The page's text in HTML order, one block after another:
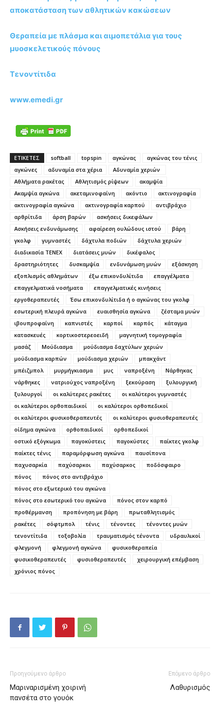
αποκατάσταση των αθλητικών κακώσεων
Θεραπεία με πλάσμα και αιμοπετάλια για τους
μυοσκελετικούς πόνους
Τενοντίτιδα
www.emedi.gr
ΕΤΙΚΕΤΕΣ softball topspin αγκώνας
αγκώνας του τένις
αγκώνες
αδυναμία στα χέρια
Αδυναμία χεριών
Αθλήματα ρακέτας
Αθλητισμός ρίψεων
ακαμψία
Ακαμψία αγκώνα
ακεταμινοφαίνη ακόντιο
ακτινογραφία
ακτινογραφία αγκώνα
ακτινογραφία καρπού
αντιβράχιο
αρθρίτιδα
άρση βαρών
ασκήσεις δικεφάλων
Ασκήσεις ενδυνάμωσης
αφαίρεση ουλώδους ιστού
βάρη
γκολφ
γυμναστές δάχτυλα ποδιών
δάχτυλα χεριών
διαδικασία TENEX
διατάσεις μυών
δικέφαλος
δραστηριότητες
δυσκαμψία ενδυνάμωση μυών
εξάσκηση
εξοπλισμός αθλημάτων
έξω επικονδυλίτιδα
επαγγέλματα
επαγγελματικά νοσήματα
επαγγελματικές κινήσεις
εργοθεραπευτές
Έσω επικονδυλίτιδα ή ο αγκώνας του γκολφ
εσωτερική πλευρά αγκώνα
ευαισθησία αγκώνα
ζέσταμα μυών
ιβουπροφαίνη
καπνιστές καρποί καρπός
κάταγμα
κατασκευές
κορτικοστερεοειδή
μαγνητική τομογραφία
μασάζ
Μούδιασμα
μούδιασμα δαχτύλων χεριών
μούδιασμα καρπών
μούδιασμα χεριών
μπακχάντ
μπέιζμπολ
μυρμήγκιασμα μυς ναπροξένη
Νάρθηκας
νάρθηκες
νατριούχος ναπροξένη ξεκούραση
ξυλουργική
ξυλουργοί
οι καλύτερες ρακέτες
οι καλύτεροι γυμναστές
οι καλύτεροι ορθοπαιδικοί
οι καλύτεροι ορθοπεδικοί
οι καλύτεροι φυσικοθεραπευτές
οι καλύτεροι φυσιοθεραπευτές
οίδημα αγκώνα
ορθοπαιδικοί
ορθοπεδικοί
οστικό εξόγκωμα
παγοκύστεις παγοκύστες
παίκτες γκολφ
παίκτες τένις
παραμόρφωση αγκώνα
παυσίπονα
παχυσαρκία
παχύσαρκοι παχύσαρκος
ποδόσφαιρο
πόνος
πόνος στο αντιβράχιο
πόνος στο εξωτερικό του αγκώνα
πόνος στο εσωτερικό του αγκώνα
πόνος στον καρπό
προθέρμανση
προπόνηση με βάρη
πρωταθλητισμός
ρακέτες
σόφτμπολ τένις τένοντες
τένοντες μυών
τενοντίτιδα
τοξοβολία τραυματισμός τένοντα
υδραυλικοί
φλεγμονή
φλεγμονή αγκώνα
φυσικοθεραπεία
φυσικοθεραπευτές
φυσιοθεραπευτές
χειρουργική επέμβαση
χρόνιος πόνος
Προηγούμενο άρθρο
Μαριναρισμένη χοιρινή
πανσέτα στο γουόκ
Επόμενο άρθρο
Λαθυρισμός